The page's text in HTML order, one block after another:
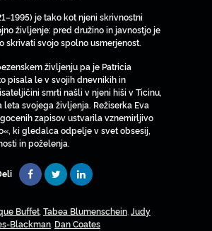
je tako kot njeni skrivnostni
življenje: pred družino in javnostjo je
skrivati svojo spolno usmerjenost.
življenju pa je Patricia
pisala le v svojih dnevnikih in
smrti našli v njeni hiši v Ticinu,
svojega življenja. Režiserka Eva
zapisov ustvarila vznemirljivo
ki gledalca odpelje v svet obsesij,
in poželenja.
Buffet Tabea Blumenschein Judy
Blackman Dan Coates